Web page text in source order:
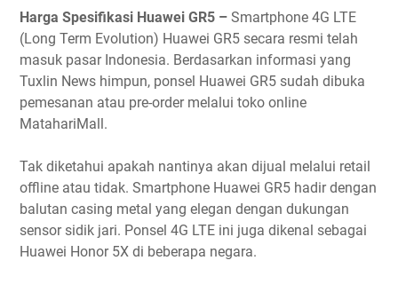
Harga Spesifikasi Huawei GR5 – Smartphone 4G LTE
(Long Term Evolution) Huawei GR5 secara resmi telah
masuk pasar Indonesia. Berdasarkan informasi yang
Tuxlin News himpun, ponsel Huawei GR5 sudah dibuka
pemesanan atau pre-order melalui toko online
MatahariMall.
Tak diketahui apakah nantinya akan dijual melalui retail
offline atau tidak. Smartphone Huawei GR5 hadir dengan
balutan casing metal yang elegan dengan dukungan
sensor sidik jari. Ponsel 4G LTE ini juga dikenal sebagai
Huawei Honor 5X di beberapa negara.